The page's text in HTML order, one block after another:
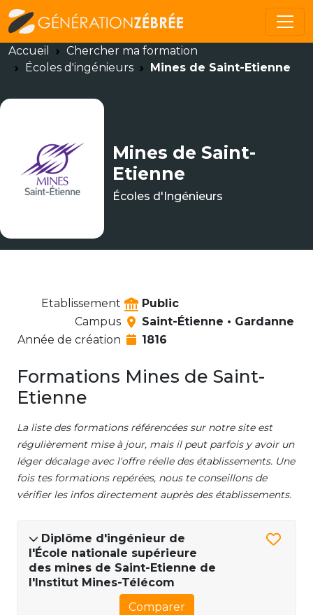
Accueil
Chercher ma formation
Écoles d'ingénieurs
Mines de Saint-Etienne
Mines de Saint-
Etienne
Écoles d'Ingénieurs
Etablissement
Public
Campus
Saint-Étienne • Gardanne
Année de création
1816
Formations Mines de Saint-
Etienne
La liste des formations référencées sur notre site est
régulièrement mise à jour, mais il peut parfois y avoir un
léger décalage avec l'offre réelle des établissements. Une
fois tes formations repérées, nous te conseillons de
vérifier les infos directement auprès des établissements.
Diplôme d'ingénieur de
l'École nationale supérieure
des mines de Saint-Etienne de
l'Institut Mines-Télécom
Comparer